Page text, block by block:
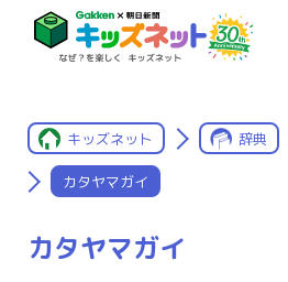
キッズネット 辞典
カタヤマガイ
カタヤマガイ